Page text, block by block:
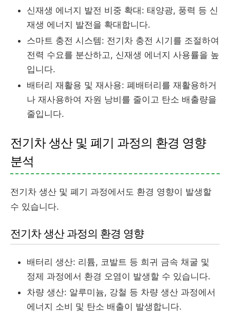
신재생 에너지 발전 비중 확대: 태양광, 풍력 등 신
재생 에너지 발전을 확대합니다.
스마트 충전 시스템: 전기차 충전 시기를 조절하여
전력 수요를 분산하고, 신재생 에너지 사용률을 높
입니다.
배터리 재활용 및 재사용: 폐배터리를 재활용하거
나 재사용하여 자원 낭비를 줄이고 탄소 배출량을
줄입니다.
전기차 생산 및 폐기 과정의 환경 영향
분석
전기차 생산 및 폐기 과정에서도 환경 영향이 발생할
수 있습니다.
전기차 생산 과정의 환경 영향
배터리 생산: 리튬, 코발트 등 희귀 금속 채굴 및
정제 과정에서 환경 오염이 발생할 수 있습니다.
차량 생산: 알루미늄, 강철 등 차량 생산 과정에서
에너지 소비 및 탄소 배출이 발생합니다.